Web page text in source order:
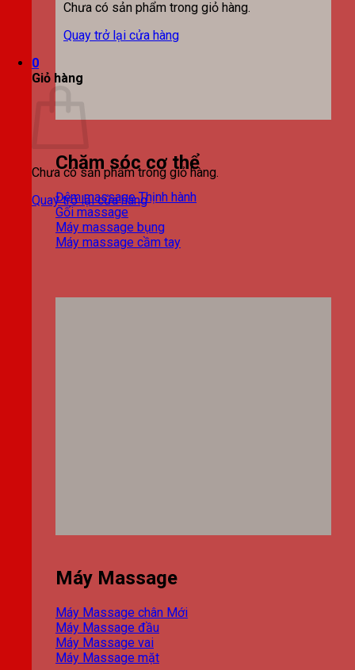
Chưa có sản phẩm trong giỏ hàng.
Quay trở lại cửa hàng
0
Giỏ hàng
Chưa có sản phẩm trong giỏ hàng.
Quay trở lại cửa hàng
Chăm sóc cơ thể
Đệm massage
Gối massage
Máy massage bụng
Máy massage cầm tay
Máy Massage
Máy Massage chân
Máy Massage đầu
Máy Massage vai
Máy Massage mặt